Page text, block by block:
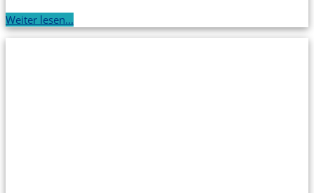
Weiter lesen...